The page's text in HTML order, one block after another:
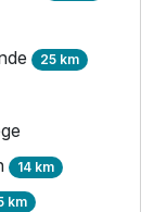
25 km
14 km
km